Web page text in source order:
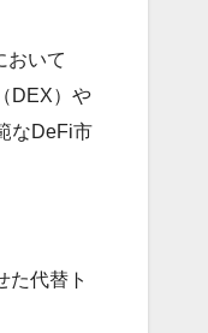
おいて
DEX）や
なDeFi市
た代替ト